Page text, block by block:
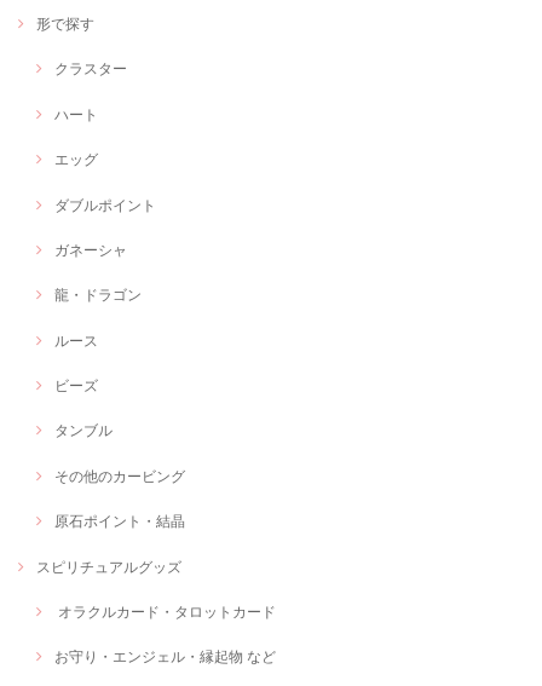
形で探す
クラスター
ハート
エッグ
ダブルポイント
ガネーシャ
龍・ドラゴン
ルース
ビーズ
タンブル
その他のカービング
原石ポイント・結晶
スピリチュアルグッズ
オラクルカード・タロットカード
お守り・エンジェル・縁起物 など